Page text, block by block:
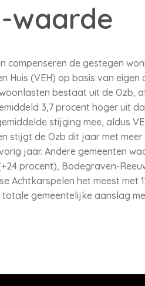
waarde
compenseren de gestegen
Huis (VEH) op basis van
bestaat uit de Ozb,
3,7 procent hoger uit
stijging mee, aldus
stijgt de Ozb dit jaar met
jaar. Andere gemeenten
procent), Bodegraven-
Achtkarspelen het meest
gemeentelijke aanslag